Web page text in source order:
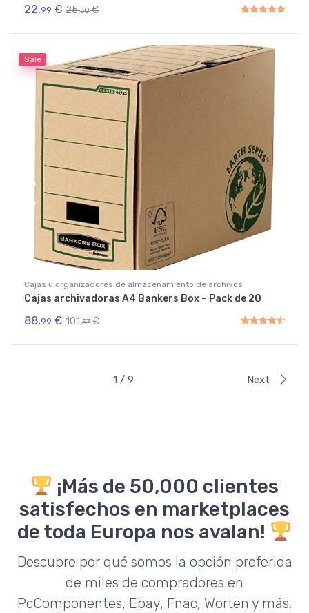
22,99 € 25,50 €
Sale
Cajas u organizadores de almacenamiento de archivos
Cajas archivadoras A4 Bankers Box – Pack de 20
88,99 € 101,57 €
1 / 9 Next
¡Más de 50,000 clientes
satisfechos en marketplaces
de toda Europa nos avalan!
Descubre por qué somos la opción preferida
de miles de compradores en
PcComponentes, Ebay, Fnac, Worten y más.